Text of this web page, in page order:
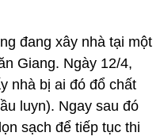
đang xây nhà tại một
Giang. Ngày 12/4,
nhà bị ai đó đổ chất
luyn). Ngay sau đó
sạch để tiếp tục thi